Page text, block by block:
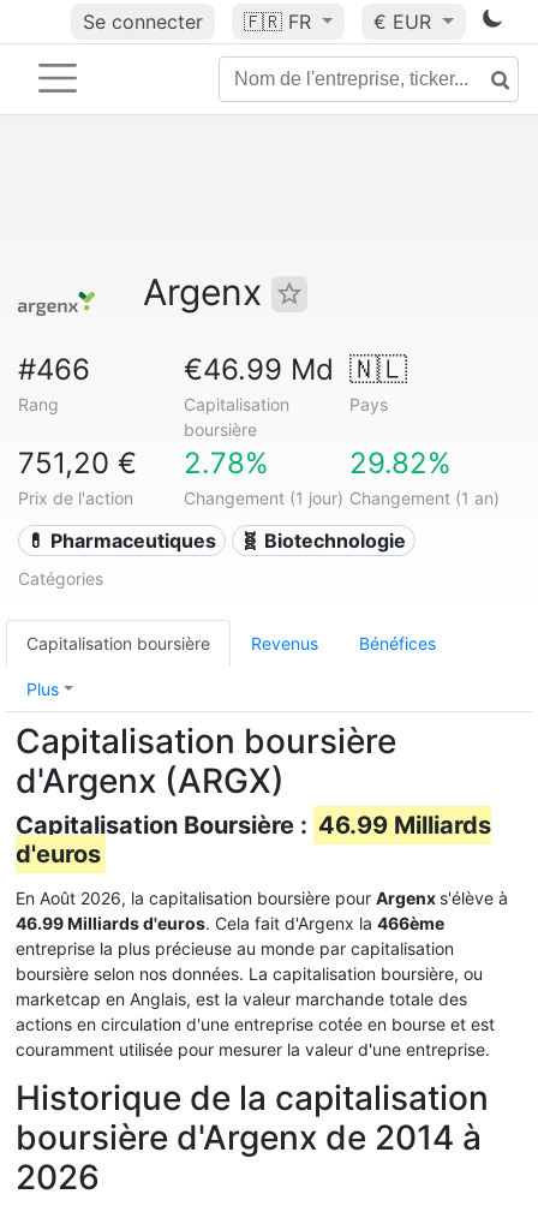
Se connecter 🇫🇷 FR € EUR
Argenx
#466
Rang
€46.99 Md
Capitalisation
boursière
🇳🇱
Pays
751,20 €
Prix de l'action
2.78%
Changement (1 jour)
29.82%
Changement (1 an)
💊 Pharmaceutiques 🧬 Biotechnologie
Catégories
Capitalisation boursière Revenus Bénéfices
Plus
Capitalisation boursière
d'Argenx (ARGX)
Capitalisation Boursière : 46.99 Milliards
d'euros
En Août 2026, la capitalisation boursière pour Argenx s'élève à
46.99 Milliards d'euros. Cela fait d'Argenx la 466ème
entreprise la plus précieuse au monde par capitalisation
boursière selon nos données. La capitalisation boursière, ou
marketcap en Anglais, est la valeur marchande totale des
actions en circulation d'une entreprise cotée en bourse et est
couramment utilisée pour mesurer la valeur d'une entreprise.
Historique de la capitalisation
boursière d'Argenx de 2014 à
2026